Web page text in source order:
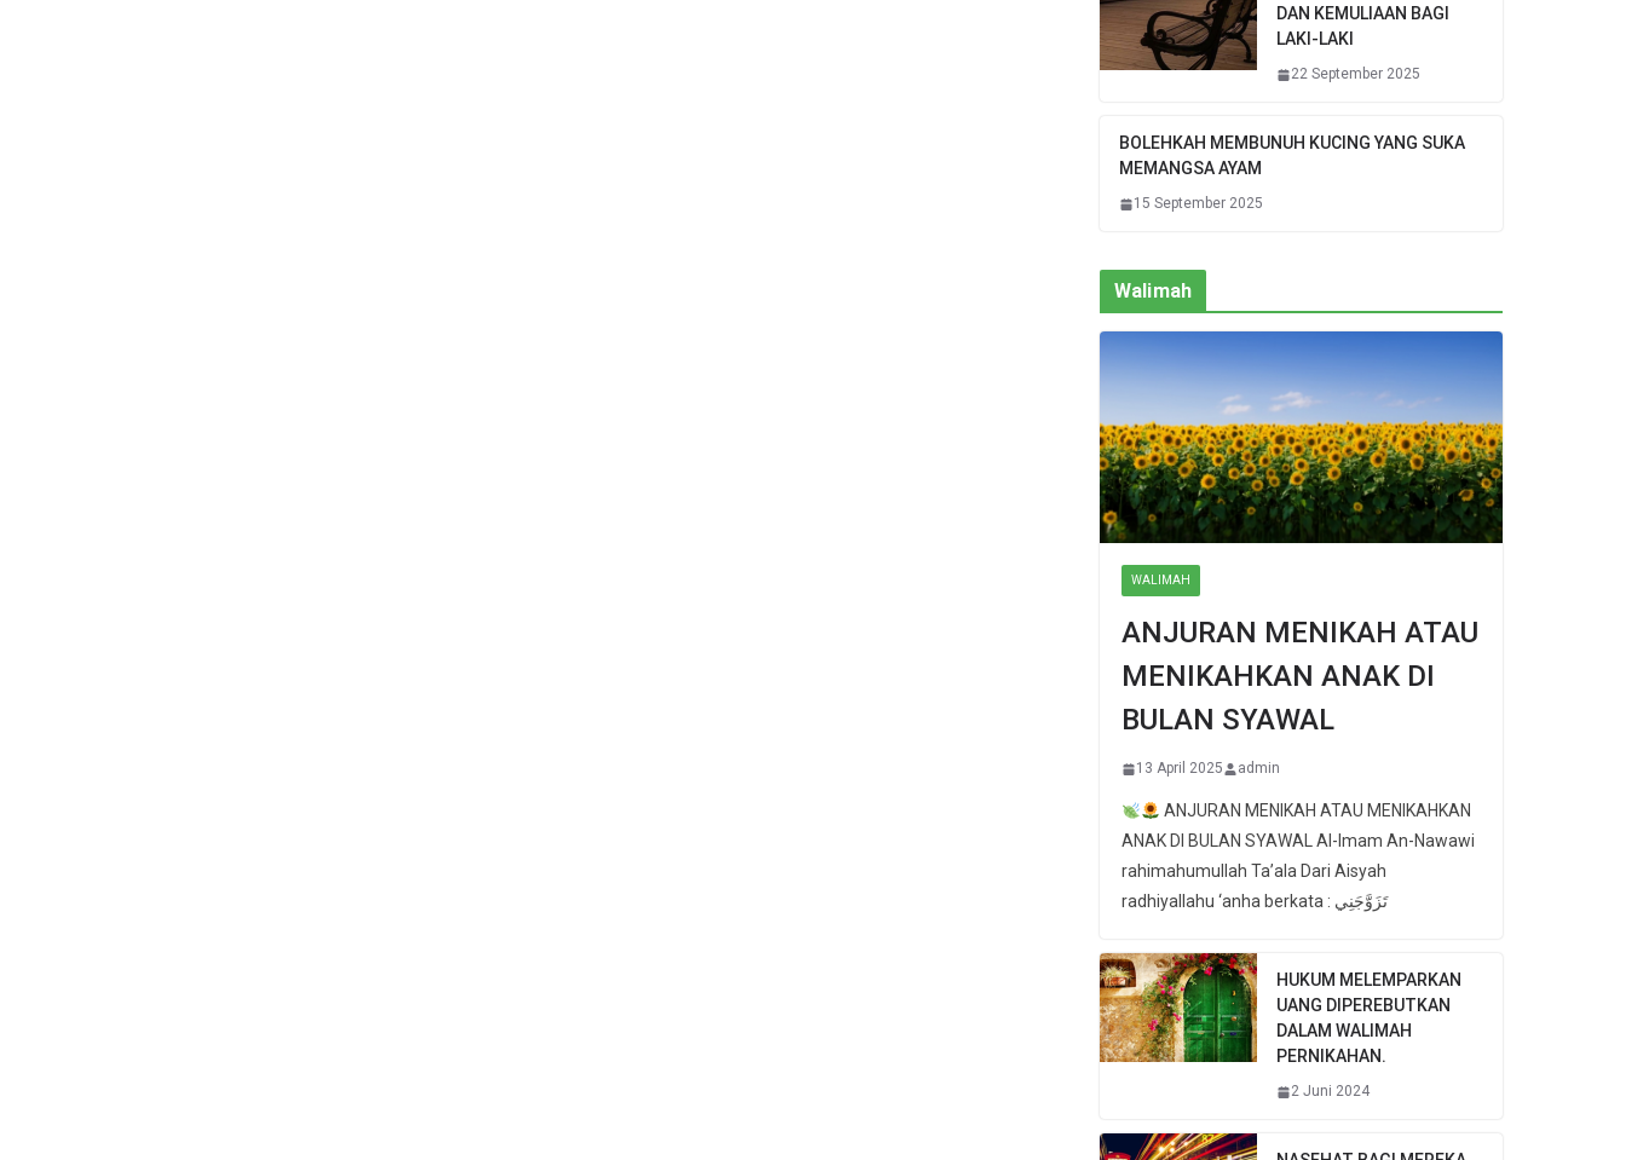
DAN KEMULIAAN BAGI
LAKI-LAKI
22 September 2025
BOLEHKAH MEMBUNUH KUCING YANG SUKA
MEMANGSA AYAM
15 September 2025
Walimah
WALIMAH
ANJURAN MENIKAH ATAU
MENIKAHKAN ANAK DI
BULAN SYAWAL
13 April 2025 admin
ANJURAN MENIKAH ATAU MENIKAHKAN
ANAK DI BULAN SYAWAL Al-Imam An-Nawawi
rahimahumullah Ta’ala Dari Aisyah
radhiyallahu ‘anha berkata : تَزَوَّجَنِي
HUKUM MELEMPARKAN
UANG DIPEREBUTKAN
DALAM WALIMAH
PERNIKAHAN.
2 Juni 2024